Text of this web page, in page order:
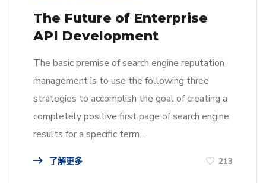
The Future of Enterprise
API Development
The basic premise of search engine reputation
management is to use the following three
strategies to accomplish the goal of creating a
completely positive first page of search engine
results for a specific term…
了解更多 213